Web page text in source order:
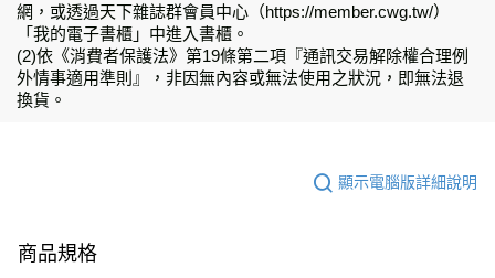
網，或透過天下雜誌群會員中心（https://member.cwg.tw/）
「我的電子書櫃」中進入書櫃。
(2)依《消費者保護法》第19條第二項『通訊交易解除權合理例
外情事適用準則』，非因無內容或無法使用之狀況，即無法退
換貨。
顯示電腦版詳細說明
商品規格